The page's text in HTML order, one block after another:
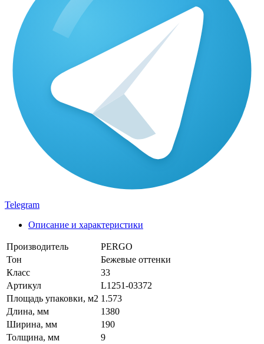
Telegram
Описание и характеристики
Производитель
PERGO
Тон
Бежевые оттенки
Класс
33
Артикул
L1251-03372
Площадь упаковки, м2 1.573
Длина, мм
1380
Ширина, мм
190
Толщина, мм
9